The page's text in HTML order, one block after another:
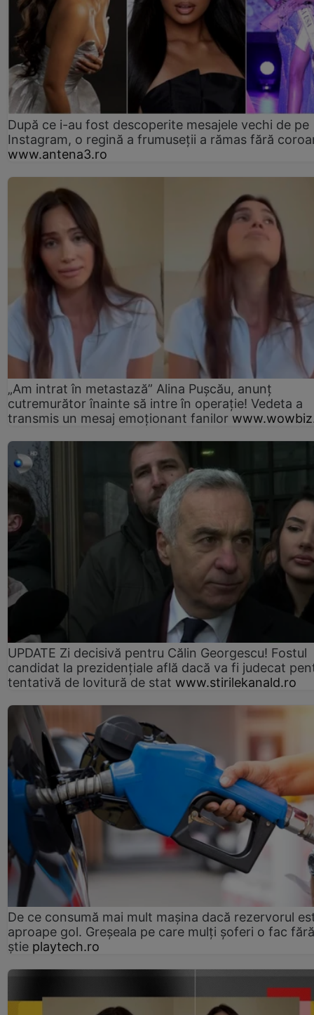
După ce i-au fost descoperite mesajele vechi de pe
Instagram, o regină a frumuseții a rămas fără
www.antena3.ro
„Am intrat în metastază” Alina Pușcău, anunț
cutremurător înainte să intre în operație! Vedeta a
transmis un mesaj emoționant fanilor
UPDATE Zi decisivă pentru Călin Georgescu! Fostul
candidat la prezidențiale află dacă va fi judecat
tentativă de lovitură de stat www.stirilekanald.ro
De ce consumă mai mult mașina dacă rezervorul
aproape gol. Greșeala pe care mulți șoferi o fac
știe playtech.ro